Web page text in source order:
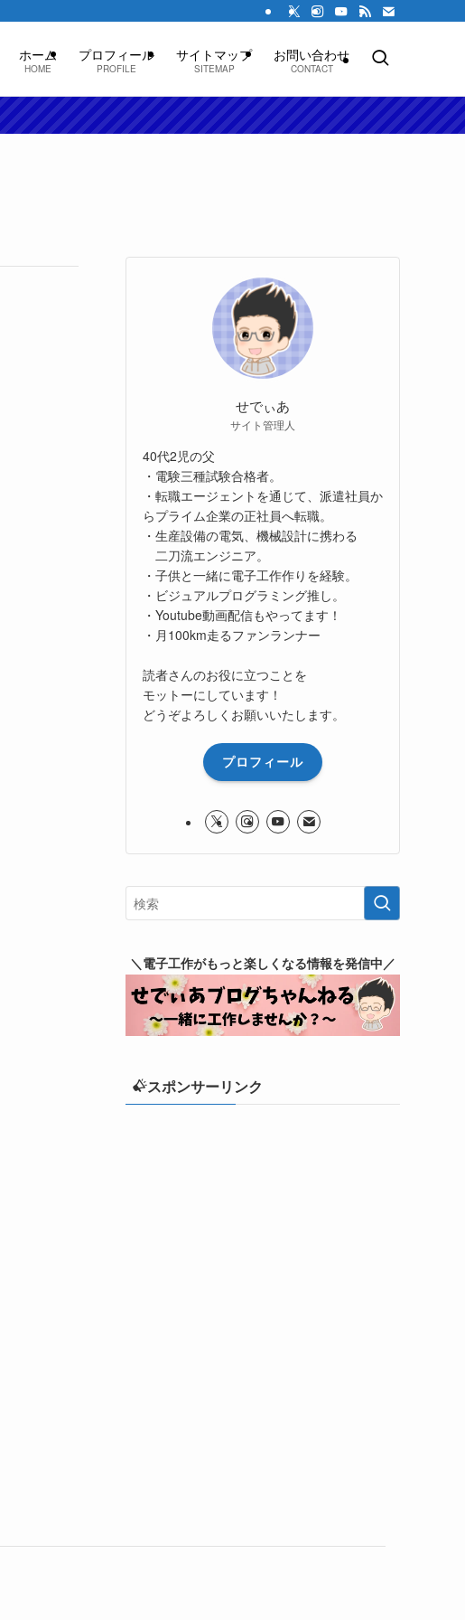
ホーム
HOME
プロフィール
PROFILE
サイトマップ
SITEMAP
お問い合わせ
CONTACT
せでぃあ
サイト管理人
40代2児の父
・電験三種試験合格者。
・転職エージェントを通じて、派遣社員か
らプライム企業の正社員へ転職。
・生産設備の電気、機械設計に携わる
二刀流エンジニア。
・子供と一緒に電子工作作りを経験。
・ビジュアルプログラミング推し。
・Youtube動画配信もやってます！
・月100km走るファンランナー
読者さんのお役に立つことを
モットーにしています！
どうぞよろしくお願いいたします。
プロフィール
＼電子工作がもっと楽しくなる情報を発信中／
スポンサーリンク